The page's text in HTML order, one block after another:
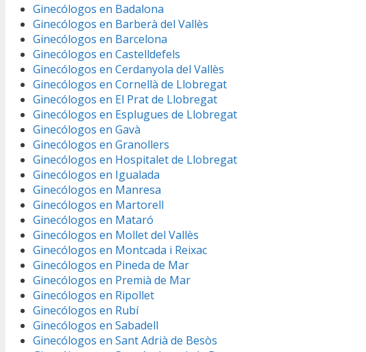
Ginecólogos en Badalona
Ginecólogos en Barberà del Vallès
Ginecólogos en Barcelona
Ginecólogos en Castelldefels
Ginecólogos en Cerdanyola del Vallès
Ginecólogos en Cornellà de Llobregat
Ginecólogos en El Prat de Llobregat
Ginecólogos en Esplugues de Llobregat
Ginecólogos en Gavà
Ginecólogos en Granollers
Ginecólogos en Hospitalet de Llobregat
Ginecólogos en Igualada
Ginecólogos en Manresa
Ginecólogos en Martorell
Ginecólogos en Mataró
Ginecólogos en Mollet del Vallès
Ginecólogos en Montcada i Reixac
Ginecólogos en Pineda de Mar
Ginecólogos en Premià de Mar
Ginecólogos en Ripollet
Ginecólogos en Rubí
Ginecólogos en Sabadell
Ginecólogos en Sant Adrià de Besòs